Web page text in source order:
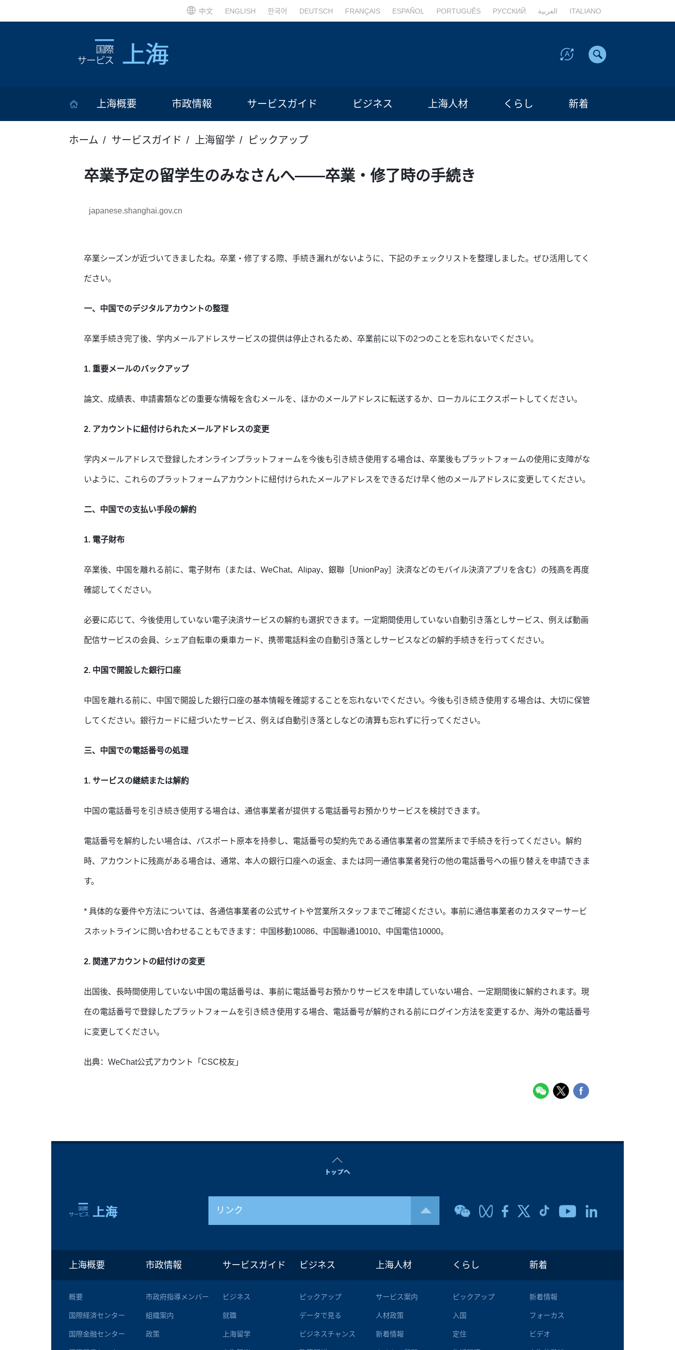
中文 ENGLISH 한국어 DEUTSCH FRANÇAIS ESPAÑOL PORTUGUÊS РУССКИЙ العربية ITALIANO
上海概要 市政情報 サービスガイド ビジネス 上海人材 くらし 新着
ホーム サービスガイド 上海留学 ピックアップ
卒業予定の留学生のみなさんへ――卒業・修了時の手続き
japanese.shanghai.gov.cn
卒業シーズンが近づいてきましたね。卒業・修了する際、手続き漏れがないように、下記のチェックリストを整理しました。ぜひ活用してく
ださい。
一、中国でのデジタルアカウントの整理
卒業手続き完了後、学内メールアドレスサービスの提供は停止されるため、卒業前に以下の2つのことを忘れないでください。
1. 重要メールのバックアップ
論文、成績表、申請書類などの重要な情報を含むメールを、ほかのメールアドレスに転送するか、ローカルにエクスポートしてください。
2. アカウントに紐付けられたメールアドレスの変更
学内メールアドレスで登録したオンラインプラットフォームを今後も引き続き使用する場合は、卒業後もプラットフォームの使用に支障がな
いように、これらのプラットフォームアカウントに紐付けられたメールアドレスをできるだけ早く他のメールアドレスに変更してください。
二、中国での支払い手段の解約
1. 電子財布
卒業後、中国を離れる前に、電子財布（または、WeChat、Alipay、銀聯［UnionPay］決済などのモバイル決済アプリを含む）の残高を再度
確認してください。
必要に応じて、今後使用していない電子決済サービスの解約も選択できます。一定期間使用していない自動引き落としサービス、例えば動画
配信サービスの会員、シェア自転車の乗車カード、携帯電話料金の自動引き落としサービスなどの解約手続きを行ってください。
2. 中国で開設した銀行口座
中国を離れる前に、中国で開設した銀行口座の基本情報を確認することを忘れないでください。今後も引き続き使用する場合は、大切に保管
してください。銀行カードに紐づいたサービス、例えば自動引き落としなどの清算も忘れずに行ってください。
三、中国での電話番号の処理
1. サービスの継続または解約
中国の電話番号を引き続き使用する場合は、通信事業者が提供する電話番号お預かりサービスを検討できます。
電話番号を解約したい場合は、パスポート原本を持参し、電話番号の契約先である通信事業者の営業所まで手続きを行ってください。解約
時、アカウントに残高がある場合は、通常、本人の銀行口座への返金、または同一通信事業者発行の他の電話番号への振り替えを申請できま
す。
* 具体的な要件や方法については、各通信事業者の公式サイトや営業所スタッフまでご確認ください。事前に通信事業者のカスタマーサービ
スホットラインに問い合わせることもできます：中国移動10086、中国聯通10010、中国電信10000。
2. 関連アカウントの紐付けの変更
出国後、長時間使用していない中国の電話番号は、事前に電話番号お預かりサービスを申請していない場合、一定期間後に解約されます。現
在の電話番号で登録したプラットフォームを引き続き使用する場合、電話番号が解約される前にログイン方法を変更するか、海外の電話番号
に変更してください。
出典：WeChat公式アカウント「CSC校友」
リンク
上海概要
概要
国際経済センター
国際金融センター
市政情報
市政府指導メンバー
組織案内
政策
サービスガイド
ビジネス
就職
上海留学
ビジネス
ピックアップ
データで見る
ビジネスチャンス
上海人材
サービス案内
人材政策
新着情報
くらし
ピックアップ
入国
定住
新着
新着情報
フォーカス
ビデオ